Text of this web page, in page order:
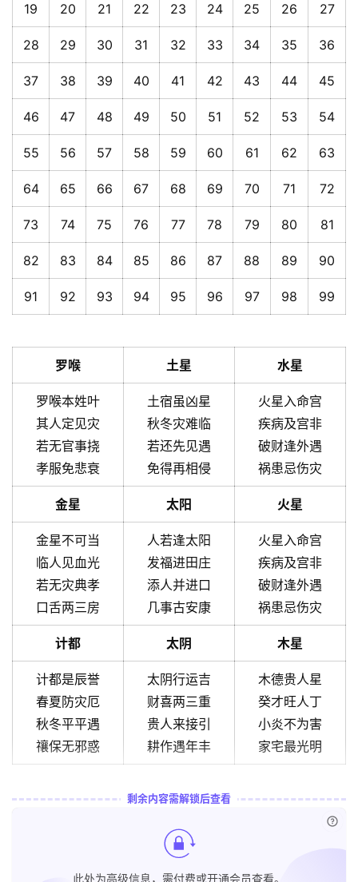
19 20 21 22 23 24 25 26 27
28 29 30 31 32 33 34 35 36
37 38 39 40 41 42 43 44 45
46 47 48 49 50 51 52 53 54
55 56 57 58 59 60 61 62 63
64 65 66 67 68 69 70 71 72
73 74 75 76 77 78 79 80 81
82 83 84 85 86 87 88 89 90
91 92 93 94 95 96 97 98 99
罗喉 土星 水星
罗喉本姓叶
其人定见灾
若无官事挠
孝服免悲衰
土宿虽凶星
秋冬灾难临
若还先见遇
免得再相侵
火星入命宫
疾病及宫非
破财逢外遇
祸患忌伤灾
金星 太阳 火星
金星不可当
临人见血光
若无灾典孝
口舌两三房
人若逢太阳
发福进田庄
添人并进口
几事古安康
火星入命宫
疾病及宫非
破财逢外遇
祸患忌伤灾
计都 太阴 木星
计都是辰誉
春夏防灾厄
秋冬平平遇
禳保无邪惑
太阴行运吉
财喜两三重
贵人来接引
耕作遇年丰
木德贵人星
癸才旺人丁
小炎不为害
家宅最光明
剩余内容需解锁后查看
此处为高级信息，需付费或开通会员查看。